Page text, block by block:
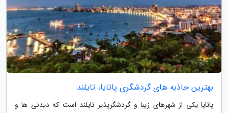
بهترین جاذبه های گردشگری پاتایا، تایلند
پاتایا یکی از شهرهای زیبا و گردشگرپذیر تایلند است که دیدنی ها و